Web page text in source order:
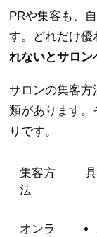
PRや集客も、
す。どれだけ優
れないとサロ
サロンの集客方
類があります。
りです。
集客方
法
オンラ